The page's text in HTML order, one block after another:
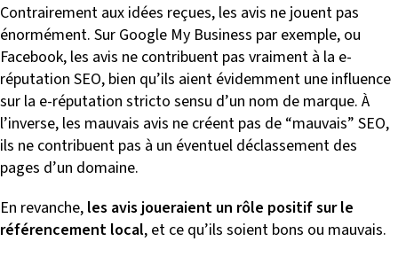
Contrairement aux idées reçues, les avis ne jouent pas
énormément. Sur Google My Business par exemple, ou
Facebook, les avis ne contribuent pas vraiment à la e-
réputation SEO, bien qu’ils aient évidemment une influence
sur la e-réputation stricto sensu d’un nom de marque. À
l’inverse, les mauvais avis ne créent pas de “mauvais” SEO,
ils ne contribuent pas à un éventuel déclassement des
pages d’un domaine.
En revanche, les avis joueraient un rôle positif sur le
référencement local, et ce qu’ils soient bons ou mauvais.